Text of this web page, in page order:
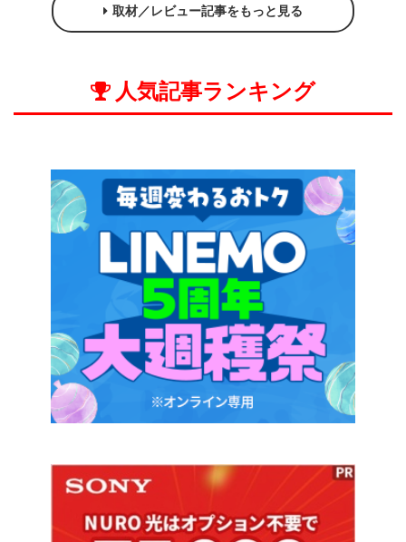
取材／レビュー記事をもっと見る
人気記事ランキング